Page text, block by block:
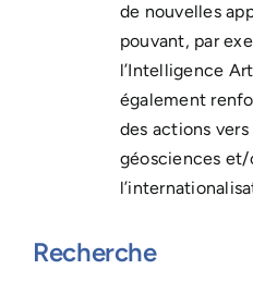
de nouvelles
pouvant, par
l’Intelligence
également
des actions
géosciences et/
Recherche